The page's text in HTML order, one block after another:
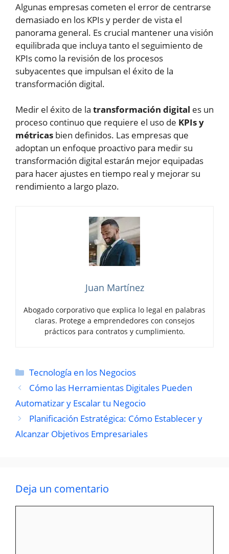
Algunas empresas cometen el error de centrarse
demasiado en los KPIs y perder de vista el
panorama general. Es crucial mantener una visión
equilibrada que incluya tanto el seguimiento de
KPIs como la revisión de los procesos
subyacentes que impulsan el éxito de la
transformación digital.
Medir el éxito de la transformación digital es un
proceso continuo que requiere el uso de KPIs y
métricas bien definidos. Las empresas que
adoptan un enfoque proactivo para medir su
transformación digital estarán mejor equipadas
para hacer ajustes en tiempo real y mejorar su
rendimiento a largo plazo.
Juan Martínez
Abogado corporativo que explica lo legal en palabras
claras. Protege a emprendedores con consejos
prácticos para contratos y cumplimiento.
Categorías
Tecnología en los Negocios
Cómo las Herramientas Digitales Pueden
Automatizar y Escalar tu Negocio
Planificación Estratégica: Cómo Establecer y
Alcanzar Objetivos Empresariales
Deja un comentario